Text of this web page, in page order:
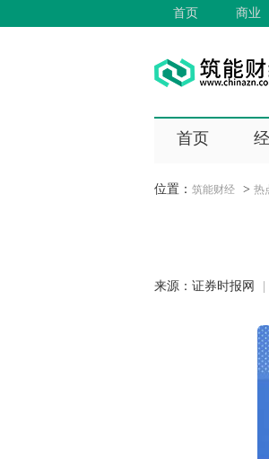
首页 商业
首页
位置： 筑能财经 > 热
来源： 证券时报网